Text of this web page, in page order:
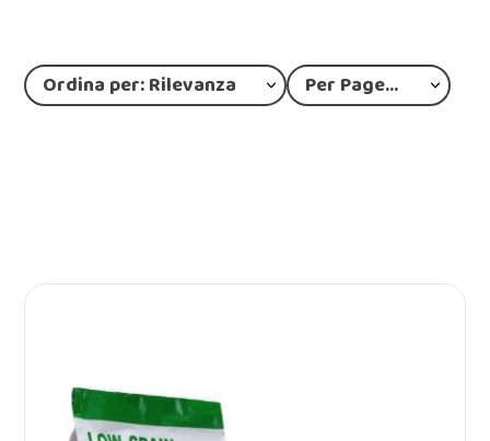
Ordina per: Rilevanza Per Page: 12